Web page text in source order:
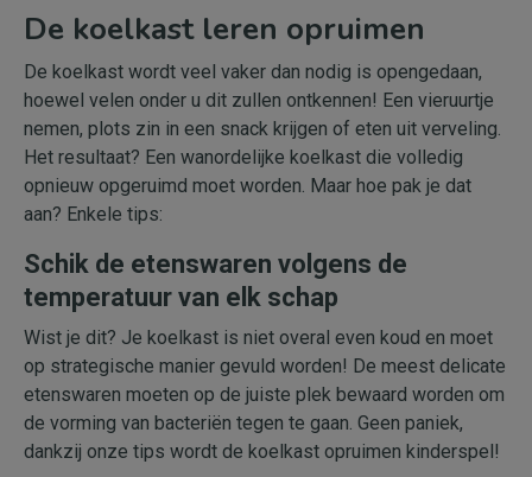
De koelkast leren opruimen
De koelkast wordt veel vaker dan nodig is opengedaan,
hoewel velen onder u dit zullen ontkennen! Een vieruurtje
nemen, plots zin in een snack krijgen of eten uit verveling.
Het resultaat? Een wanordelijke koelkast die volledig
opnieuw opgeruimd moet worden. Maar hoe pak je dat
aan? Enkele tips:
Schik de etenswaren volgens de
temperatuur van elk schap
Wist je dit? Je koelkast is niet overal even koud en moet
op strategische manier gevuld worden! De meest delicate
etenswaren moeten op de juiste plek bewaard worden om
de vorming van bacteriën tegen te gaan. Geen paniek,
dankzij onze tips wordt de koelkast opruimen kinderspel!